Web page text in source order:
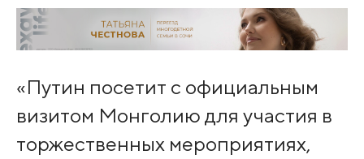
«Путин посетит с официальным
визитом Монголию для участия в
торжественных мероприятиях,